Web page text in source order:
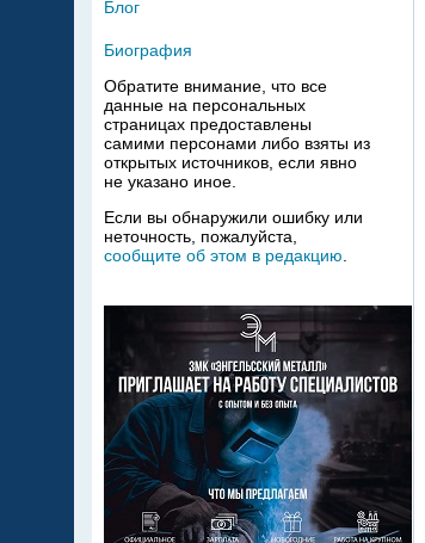
Блог
Биография
Обратите внимание, что все
данные на персональных
страницах предоставлены
самими персонами либо взяты из
открытых источников, если явно
не указано иное.
Если вы обнаружили ошибку или
неточность, пожалуйста,
сообщите об этом в редакцию